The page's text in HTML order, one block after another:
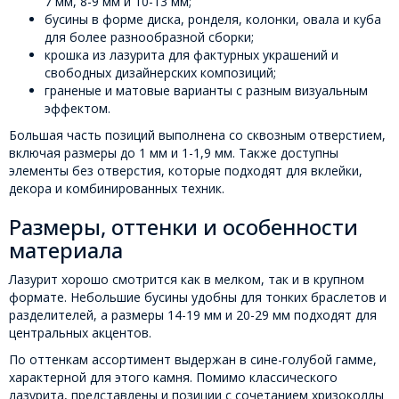
бусины в форме диска, ронделя, колонки, овала и куба
для более разнообразной сборки;
крошка из лазурита для фактурных украшений и
свободных дизайнерских композиций;
граненые и матовые варианты с разным визуальным
эффектом.
Большая часть позиций выполнена со сквозным отверстием,
включая размеры до 1 мм и 1-1,9 мм. Также доступны
элементы без отверстия, которые подходят для вклейки,
декора и комбинированных техник.
Размеры, оттенки и особенности
материала
Лазурит хорошо смотрится как в мелком, так и в крупном
формате. Небольшие бусины удобны для тонких браслетов и
разделителей, а размеры 14-19 мм и 20-29 мм подходят для
центральных акцентов.
По оттенкам ассортимент выдержан в сине-голубой гамме,
характерной для этого камня. Помимо классического
лазурита, представлены и позиции с сочетанием хризоколлы